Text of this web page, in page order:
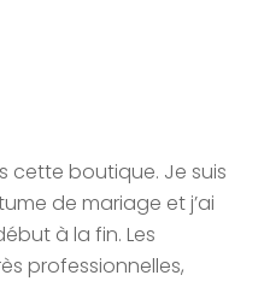
cette boutique. Je suis
de mariage et j’ai
à la fin. Les
professionnelles,